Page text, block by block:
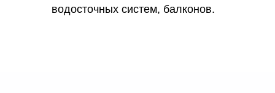
водосточных систем, балконов.